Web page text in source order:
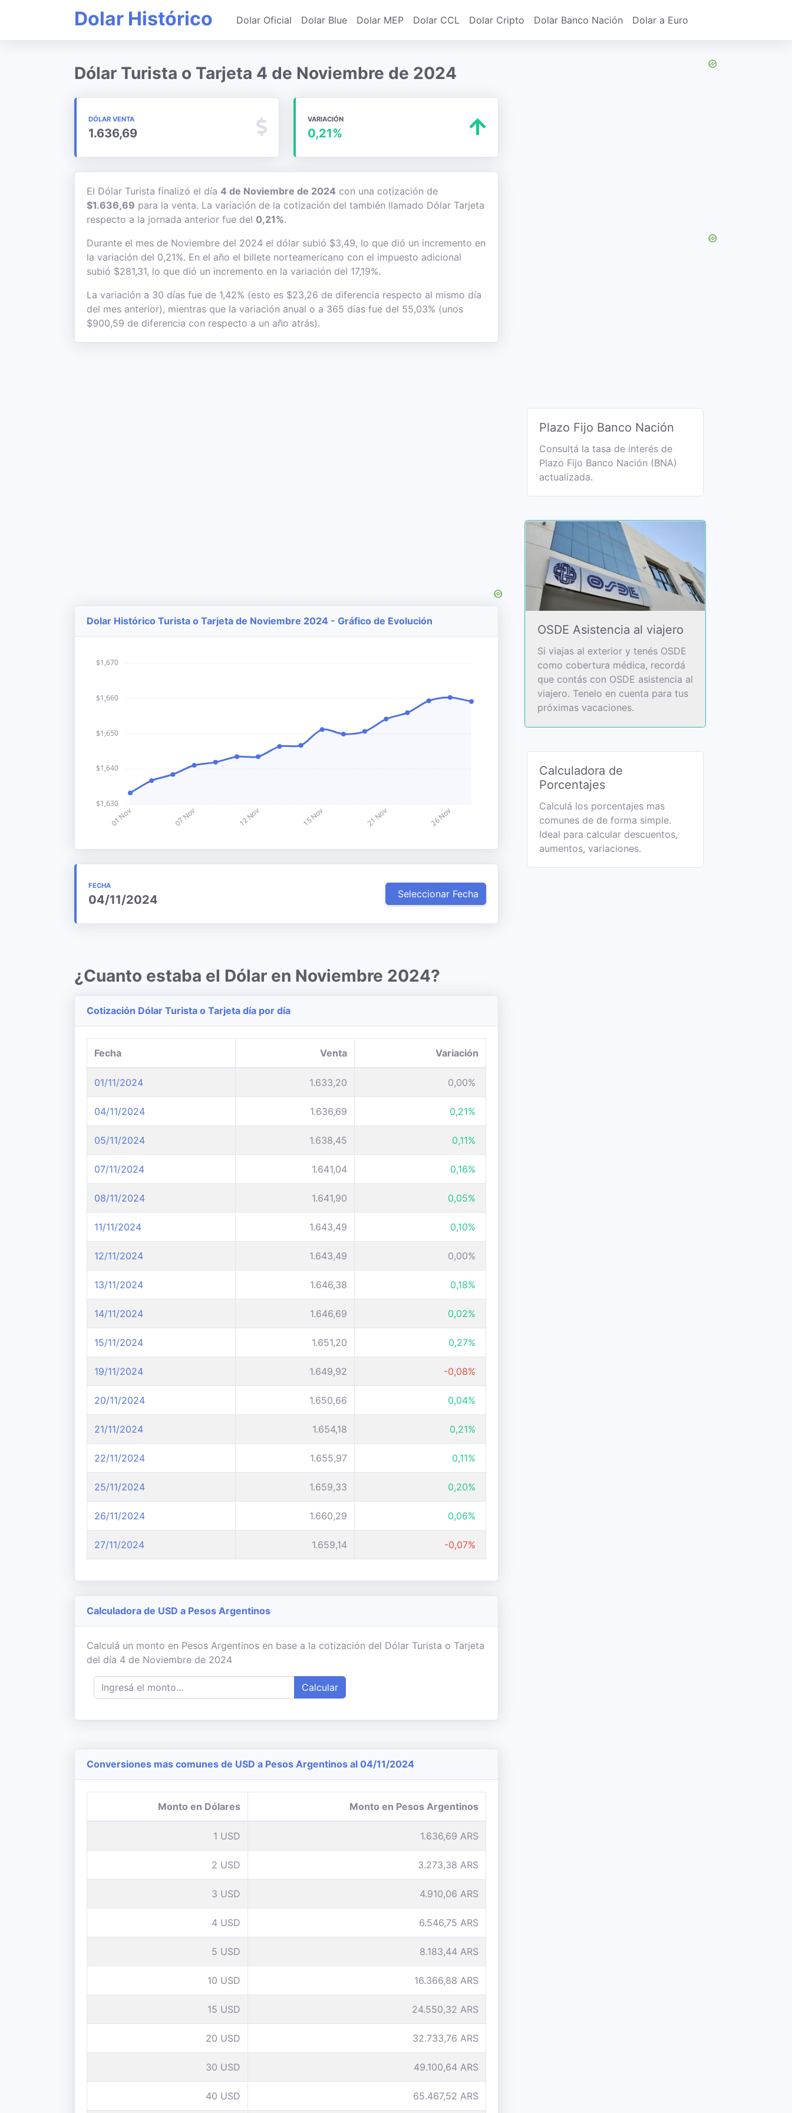
Dolar Histórico Dolar Oficial Dolar Blue Dolar MEP Dolar CCL Dolar Cripto Dolar Banco Nación Dolar a Euro
Dólar Turista o Tarjeta 4 de Noviembre de 2024
DÓLAR VENTA
1.636,69
VARIACIÓN
0,21%
El Dólar Turista finalizó el día 4 de Noviembre de 2024 con una cotización de
$1.636,69 para la venta. La variación de la cotización del también llamado Dólar Tarjeta
respecto a la jornada anterior fue del 0,21%.
Durante el mes de Noviembre del 2024 el dólar subió $3,49, lo que dió un incremento en
la variación del 0,21%. En el año el billete norteamericano con el impuesto adicional
subió $281,31, lo que dió un incremento en la variación del 17,19%.
La variación a 30 días fue de 1,42% (esto es $23,26 de diferencia respecto al mismo día
del mes anterior), mientras que la variación anual o a 365 días fue del 55,03% (unos
$900,59 de diferencia con respecto a un año atrás).
Dolar Histórico Turista o Tarjeta de Noviembre 2024 - Gráfico de Evolución
FECHA
04/11/2024 Seleccionar Fecha
¿Cuanto estaba el Dólar en Noviembre 2024?
Cotización Dólar Turista o Tarjeta día por día
Fecha Venta Variación
01/11/2024 1.633,20 0,00%
04/11/2024 1.636,69 0,21%
05/11/2024 1.638,45 0,11%
07/11/2024 1.641,04 0,16%
08/11/2024 1.641,90 0,05%
11/11/2024 1.643,49 0,10%
12/11/2024 1.643,49 0,00%
13/11/2024 1.646,38 0,18%
14/11/2024 1.646,69 0,02%
15/11/2024 1.651,20 0,27%
19/11/2024 1.649,92 -0,08%
20/11/2024 1.650,66 0,04%
21/11/2024 1.654,18 0,21%
22/11/2024 1.655,97 0,11%
25/11/2024 1.659,33 0,20%
26/11/2024 1.660,29 0,06%
27/11/2024 1.659,14 -0,07%
Calculadora de USD a Pesos Argentinos
Calculá un monto en Pesos Argentinos en base a la cotización del Dólar Turista o Tarjeta
del día 4 de Noviembre de 2024
Calcular
Conversiones mas comunes de USD a Pesos Argentinos al 04/11/2024
Monto en Dólares Monto en Pesos Argentinos
1 USD 1.636,69 ARS
2 USD 3.273,38 ARS
3 USD 4.910,06 ARS
4 USD 6.546,75 ARS
5 USD 8.183,44 ARS
10 USD 16.366,88 ARS
15 USD 24.550,32 ARS
20 USD 32.733,76 ARS
30 USD 49.100,64 ARS
40 USD 65.467,52 ARS
Plazo Fijo Banco Nación
Consultá la tasa de interés de
Plazo Fijo Banco Nación (BNA)
actualizada.
OSDE Asistencia al viajero
Si viajas al exterior y tenés OSDE
como cobertura médica, recordá
que contás con OSDE asistencia al
viajero. Tenelo en cuenta para tus
próximas vacaciones.
Calculadora de
Porcentajes
Calculá los porcentajes mas
comunes de de forma simple.
Ideal para calcular descuentos,
aumentos, variaciones.